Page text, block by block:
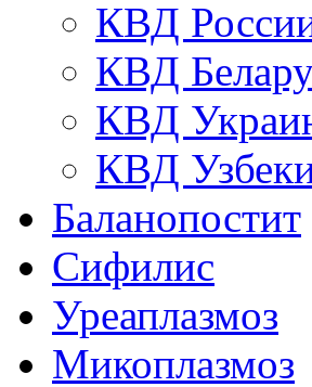
КВД
КВД
КВД
КВД
Баланопостит
Сифилис
Уреаплазмоз
Микоплазмоз